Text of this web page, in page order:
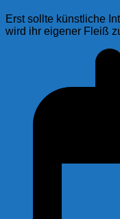
Erst sollte künstliche
wird ihr eigener Fleiß